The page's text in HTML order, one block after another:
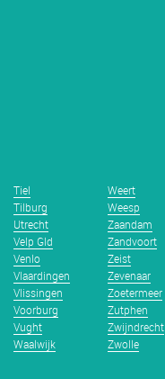
Tiel
Tilburg
Utrecht
Velp Gld
Venlo
Vlaardingen
Vlissingen
Voorburg
Vught
Waalwijk
Weert
Weesp
Zaandam
Zandvoort
Zeist
Zevenaar
Zoetermeer
Zutphen
Zwijndrecht
Zwolle